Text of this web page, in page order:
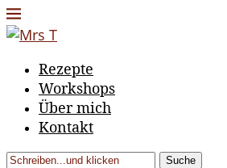
Rezepte
Workshops
Über mich
Kontakt
Suche